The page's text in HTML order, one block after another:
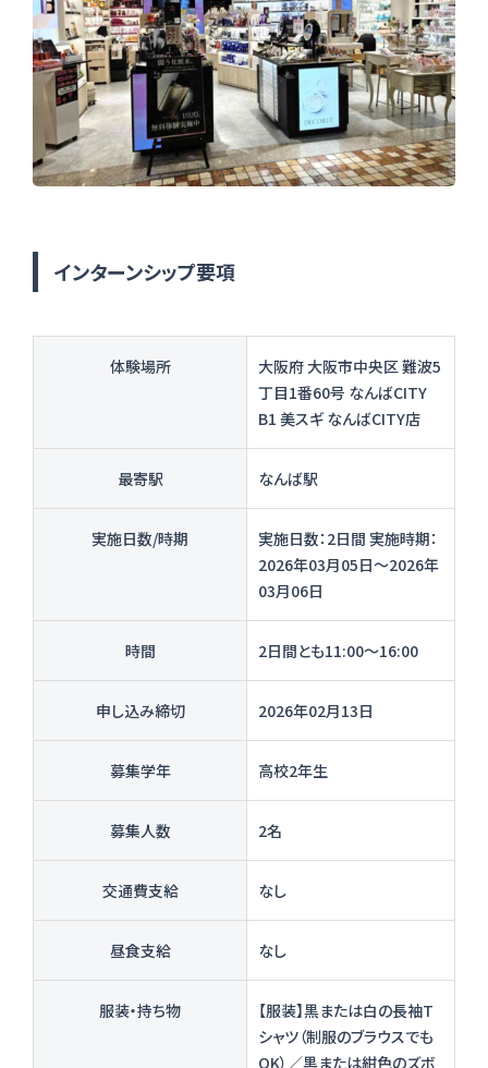
インターンシップ要項
体験場所
大阪府 大阪市中央区 難波5
丁目1番60号 なんばCITY
B1 美スギ なんばCITY店
最寄駅 なんば駅
実施日数/時期
実施日数：2日間 実施時期：
2026年03月05日〜2026年
03月06日
時間 2日間とも11:00〜16:00
申し込み締切 2026年02月13日
募集学年 高校2年生
募集人数 2名
交通費支給 なし
昼食支給 なし
服装・持ち物
【服装】黒または白の長袖T
シャツ（制服のブラウスでも
OK）／黒または紺色のズボ